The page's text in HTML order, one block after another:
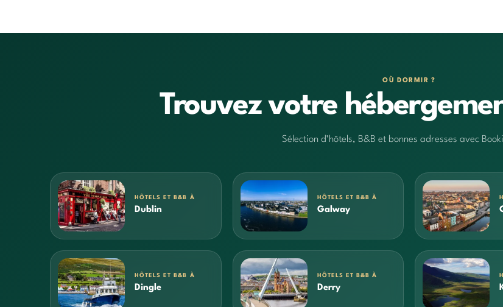
OÙ DORMIR ?
Trouvez votre
Sélection d’hôtels, B&B et bonnes adresses avec
HÔTELS ET B&B À
Dublin
HÔTELS ET B&B À
Galway
HÔTELS ET B&B À
Dingle
HÔTELS ET B&B À
Derry